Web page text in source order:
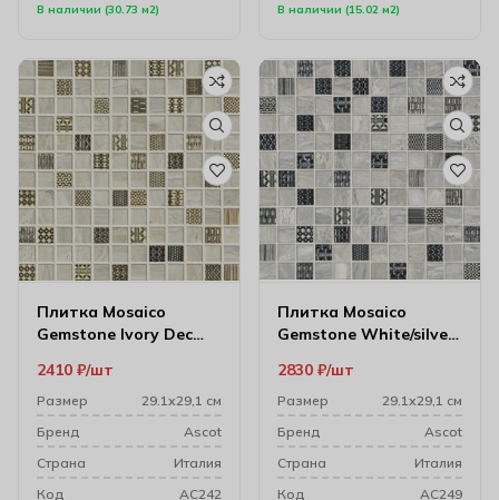
В наличии (30.73 м2) В наличии (15.02 м2)
Плитка Mosaico
Gemstone Ivory Dec
2410 ₽ шт
Размер
29.1х29,1 см
Бренд
Ascot
Cтрана
Италия
Код
AC242
Плитка Mosaico
Gemstone White/silver
2830 ₽ шт
Размер
29.1х29,1 см
Бренд
Ascot
Cтрана
Италия
Код
AC249